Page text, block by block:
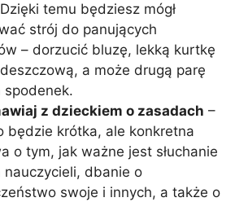
temu będziesz mógł
strój do panujących
– dorzucić bluzę, lekką kurtkę
a może drugą parę
spodenek.
z dzieckiem o zasadach –
będzie krótka, ale konkretna
o tym, jak ważne jest słuchanie
nauczycieli, dbanie o
swoje i innych, a także o